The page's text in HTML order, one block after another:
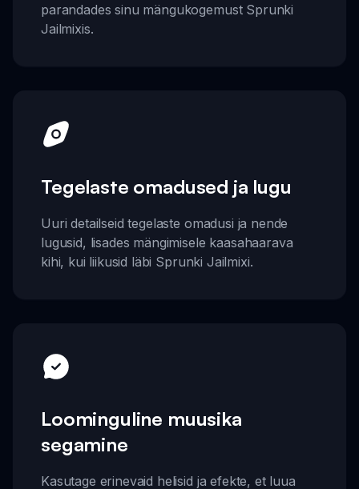
parandades sinu mängukogemust Sprunki
Jailmixis.
Tegelaste omadused ja lugu
Uuri detailseid tegelaste omadusi ja nende
lugusid, lisades mängimisele kaasahaarava
kihi, kui liikusid läbi Sprunki Jailmixi.
Loominguline muusika
segamine
Kasutage erinevaid helisid ja efekte, et luua